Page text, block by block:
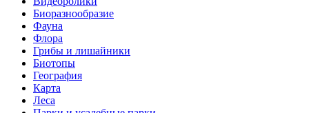
Биоразнообразие
Фауна
Флора
Грибы и лишайники
Биотопы
География
Карта
Леса